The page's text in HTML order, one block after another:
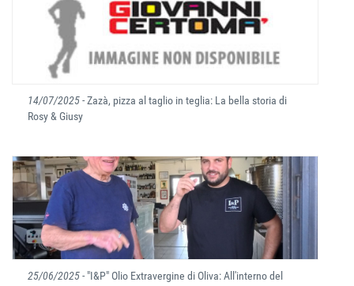
14/07/2025- Zazà, pizza al taglio in teglia: La bella storia di
Rosy & Giusy
25/06/2025- "I&P" Olio Extravergine di Oliva: All'interno del